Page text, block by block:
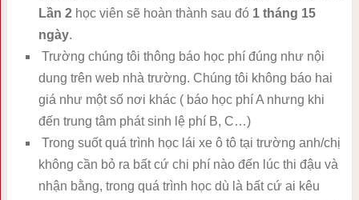
Lần 2học viên sẽ hoàn thành sau đó 1 tháng 15
ngày.
Trường chúng tôi thông báo học phí đúng như nội
dung trên web nhà trường. Chúng tôi không báo hai
giá như một số nơi khác ( báo học phí A nhưng khi
đến trung tâm phát sinh lệ phí B, C…)
Trong suốt quá trình học lái xe ô tô tại trường anh/chị
không cần bỏ ra bất cứ chi phí nào đến lúc thi đậu và
nhận bằng, trong quá trình học dù là bất cứ ai kêu